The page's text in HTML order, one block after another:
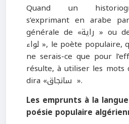
Quand un
s’exprimant en arabe
générale de «راية » ou de « علم » ou de «
لواء », le poète populaire, qui ne répugne pas,
ne serais-ce que pour
résulte, à utiliser les mots
dira «سانجاق ».
Les emprunts à la
poésie populaire